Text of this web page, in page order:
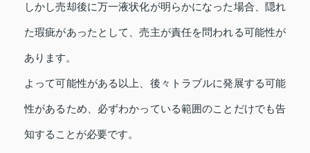
しかし売却後に万一液状化が明らかになった場合、隠れ
た瑕疵があったとして、売主が責任を問われる可能性が
あります。
よって可能性がある以上、後々トラブルに発展する可能
性があるため、必ずわかっている範囲のことだけでも告
知することが必要です。